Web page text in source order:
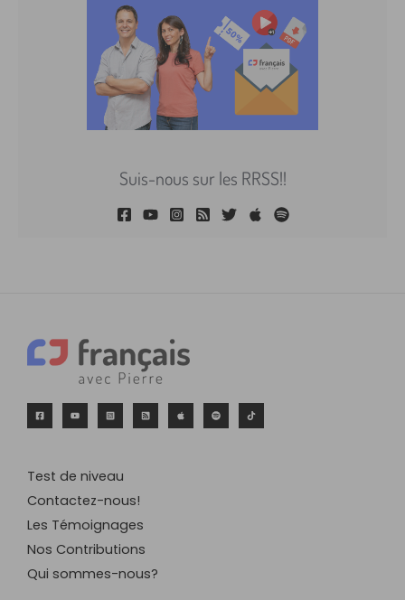
Suis-nous sur les RRSS!!
Test de niveau
Contactez-nous!
Les Témoignages
Nos Contributions
Qui sommes-nous?